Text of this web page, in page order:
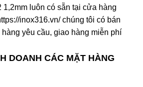
1,2mm luôn có sẵn tại cửa hàng
inox316.vn/ chúng tôi có bán
yêu cầu, giao hàng miễn phí
DOANH CÁC MẶT HÀNG